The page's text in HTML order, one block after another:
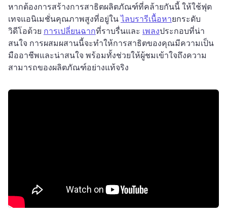
หากต้องการสร้างการสาธิตผลิตภัณฑ์ที่คล้ายกันนี้ ให้ใช้ฟุต
เทจแอนิเมชั่นคุณภาพสูงที่อยู่ใน ไลบรารีเนื้อหายกระดับ
วิดีโอด้วย การเปลี่ยนฉากที่ราบรื่นและ เพลงประกอบที่น่า
สนใจ การผสมผสานนี้จะทำให้การสาธิตของคุณมีความเป็น
มืออาชีพและน่าสนใจ พร้อมทั้งช่วยให้ผู้ชมเข้าใจถึงความ
สามารถของผลิตภัณฑ์อย่างแท้จริง